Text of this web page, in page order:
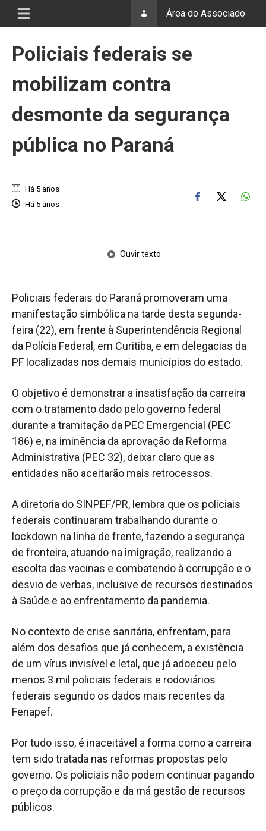
Área do Associado
Policiais federais se
mobilizam contra
desmonte da segurança
pública no Paraná
Há 5 anos
Há 5 anos
Ouvir texto
Policiais federais do Paraná promoveram uma
manifestação simbólica na tarde desta segunda-
feira (22), em frente à Superintendência Regional
da Polícia Federal, em Curitiba, e em delegacias da
PF localizadas nos demais municípios do estado.
O objetivo é demonstrar a insatisfação da carreira
com o tratamento dado pelo governo federal
durante a tramitação da PEC Emergencial (PEC
186) e, na iminência da aprovação da Reforma
Administrativa (PEC 32), deixar claro que as
entidades não aceitarão mais retrocessos.
A diretoria do SINPEF/PR, lembra que os policiais
federais continuaram trabalhando durante o
lockdown na linha de frente, fazendo a segurança
de fronteira, atuando na imigração, realizando a
escolta das vacinas e combatendo à corrupção e o
desvio de verbas, inclusive de recursos destinados
à Saúde e ao enfrentamento da pandemia.
No contexto de crise sanitária, enfrentam, para
além dos desafios que já conhecem, a existência
de um vírus invisível e letal, que já adoeceu pelo
menos 3 mil policiais federais e rodoviários
federais segundo os dados mais recentes da
Fenapef.
Por tudo isso, é inaceitável a forma como a carreira
tem sido tratada nas reformas propostas pelo
governo. Os policiais não podem continuar pagando
o preço da corrupção e da má gestão de recursos
públicos.